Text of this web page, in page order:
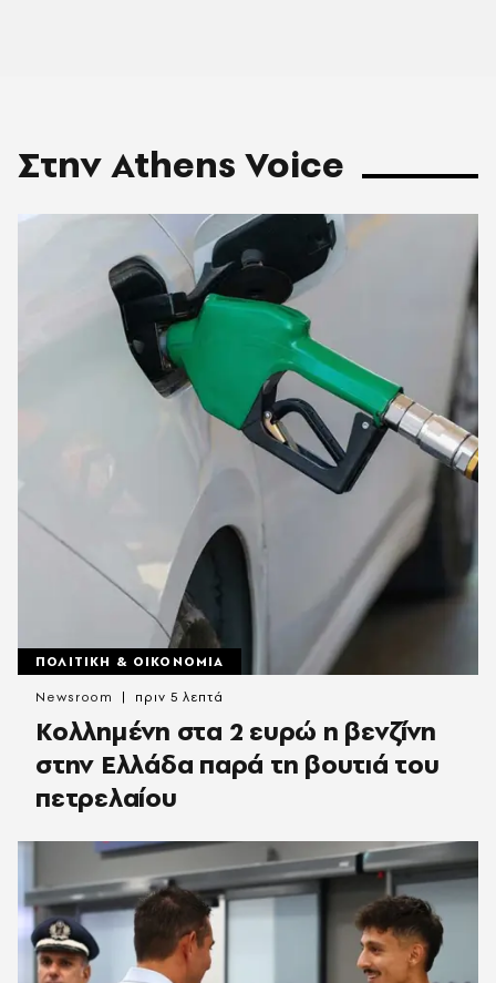
Στην Athens Voice
ΠΟΛΙΤΙΚΗ & ΟΙΚΟΝΟΜΙΑ
Κολλημένη στα 2 ευρώ η βενζίνη
στην Ελλάδα παρά τη βουτιά του
πετρελαίου
Newsroom πριν 5 λεπτά